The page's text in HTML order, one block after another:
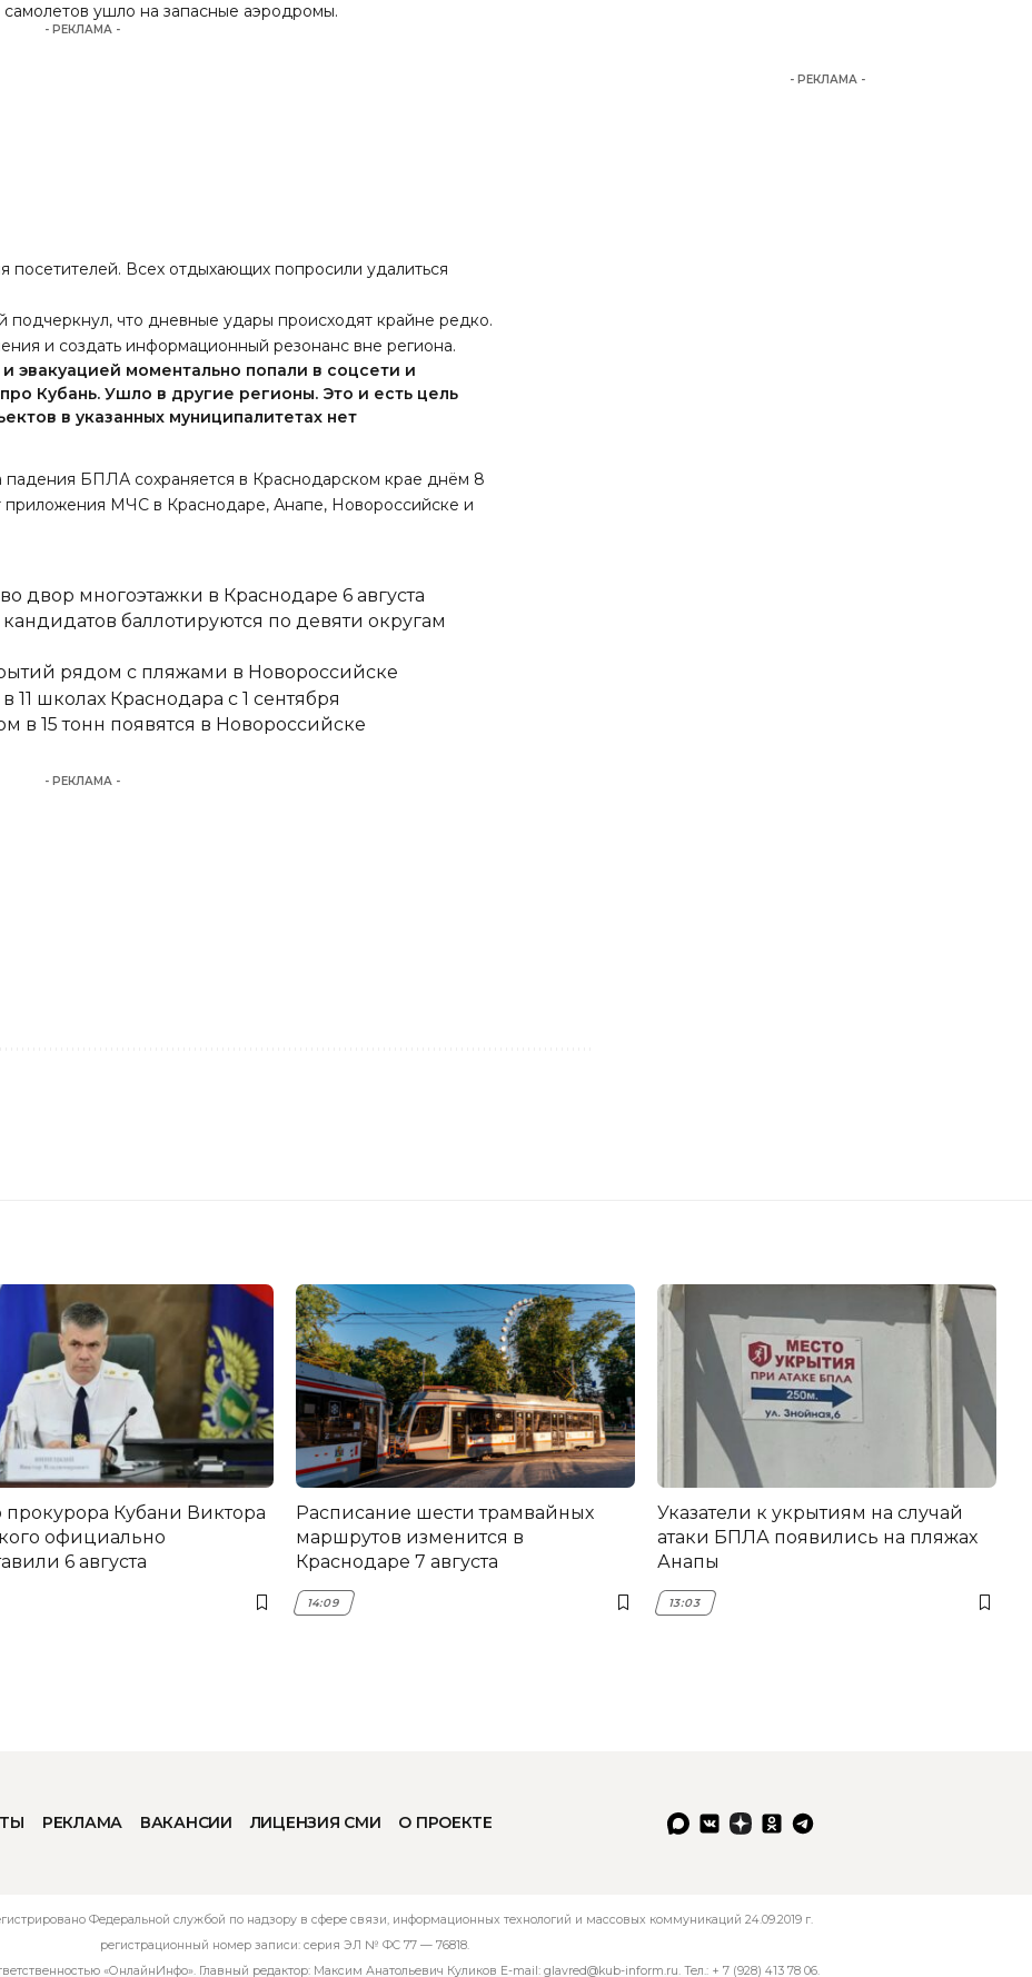
ушло на запасные аэродромы.
- РЕКЛАМА -
Всех отдыхающих попросили удалиться
подчеркнул, что дневные удары происходят крайне редко.
и создать информационный резонанс вне региона.
эвакуацией моментально попали в соцсети и
Кубань. Ушло в другие регионы. Это и есть цель
в указанных муниципалитетах нет
падения БПЛА сохраняется в Краснодарском крае днём 8
приложения МЧС в Краснодаре, Анапе, Новороссийске и
двор многоэтажки в Краснодаре 6 августа
баллотируются по девяти округам
рядом с пляжами в Новороссийске
школах Краснодара с 1 сентября
в 15 тонн появятся в Новороссийске
- РЕКЛАМА -
- РЕКЛАМА -
прокурора Кубани Виктора
официально
6 августа
Расписание шести трамвайных
маршрутов изменится в
Краснодаре 7 августа
14:09
Указатели к укрытиям на случай
атаки БПЛА появились на пляжах
Анапы
13:03
РЕКЛАМА ВАКАНСИИ ЛИЦЕНЗИЯ СМИ О ПРОЕКТЕ
Федеральной службой по надзору в сфере связи, информационных технологий и массовых коммуникаций 24.09.2019 г.
регистрационный номер записи: серия ЭЛ № ФС 77 — 76818.
«ОнлайнИнфо». Главный редактор: Максим Анатольевич Куликов E-mail: glavred@kub-inform.ru. Тел.: + 7 (928) 413 78 06.